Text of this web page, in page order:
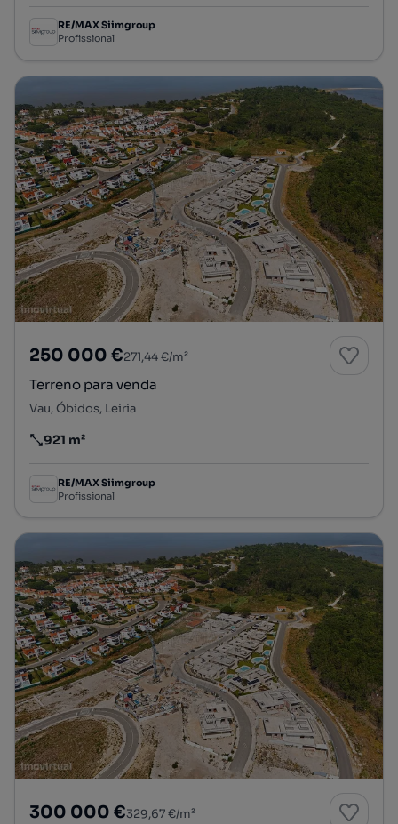
RE/MAX Siimgroup
Profissional
250 000 €271,44 €/m²
Terreno para venda
Vau, Óbidos, Leiria
Preço por metro quadrado
921 m²
RE/MAX Siimgroup
Profissional
300 000 €329,67 €/m²